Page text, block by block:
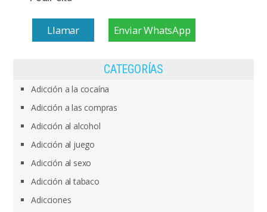
Llamar Enviar WhatsApp
CATEGORÍAS
Adicción a la cocaína
Adicción a las compras
Adicción al alcohol
Adicción al juego
Adicción al sexo
Adicción al tabaco
Adicciones